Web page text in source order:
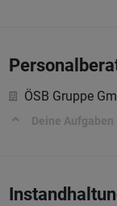
ÖSB Gruppe
Deine Aufgaben